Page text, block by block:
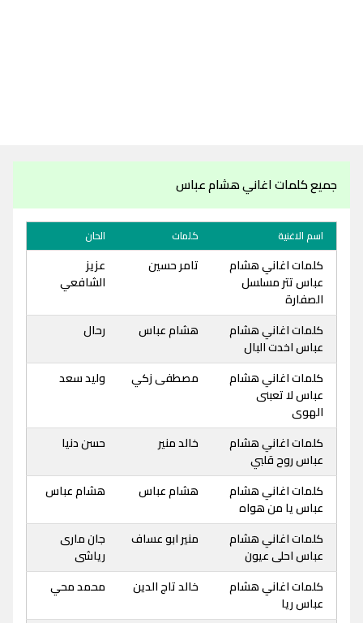
جميع كلمات اغاني هشام عباس
اسم الاغنية كلمات الحان
كلمات اغاني هشام
عباس تتر مسلسل
الصفارة
تامر حسين
عزيز
الشافعي
كلمات اغاني هشام
عباس اخدت البال
هشام عباس رحال
كلمات اغاني هشام
عباس لا تعبنى
الهوى
مصطفى زكي وليد سعد
كلمات اغاني هشام
عباس روح قلبي
خالد منير حسن دنيا
كلمات اغاني هشام
عباس يا من هواه
هشام عباس هشام عباس
كلمات اغاني هشام
عباس احلى عيون
منير ابو عساف
جان مارى
رياشى
كلمات اغاني هشام
عباس ريا
خالد تاج الدين محمد محي